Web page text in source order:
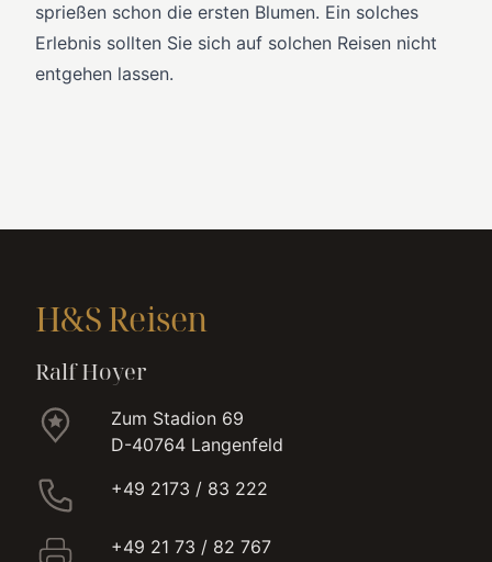
sprießen schon die ersten Blumen. Ein solches
Erlebnis sollten Sie sich auf solchen Reisen nicht
entgehen lassen.
H&S Reisen
Ralf Hoyer
Zum Stadion 69
D-40764 Langenfeld
+49 2173 / 83 222
+49 21 73 / 82 767